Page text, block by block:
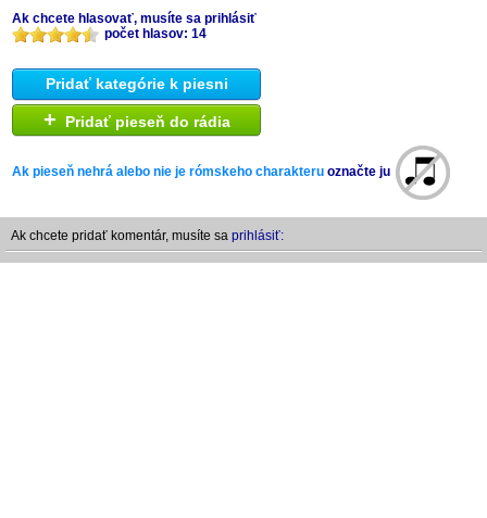
Ak chcete hlasovať, musíte sa prihlásiť
počet hlasov: 14
Pridať kategórie k piesni
+ Pridať pieseň do rádia
Ak pieseň nehrá alebo nie je rómskeho charakteru označte ju
Ak chcete pridať komentár, musíte sa prihlásiť: